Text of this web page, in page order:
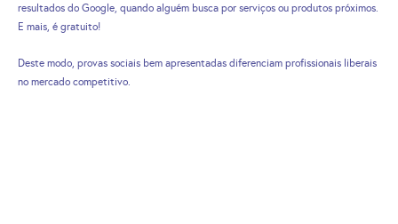
resultados do Google, quando alguém busca por serviços ou produtos próximos.
E mais, é gratuito!
Deste modo, provas sociais bem apresentadas diferenciam profissionais liberais
no mercado competitivo.